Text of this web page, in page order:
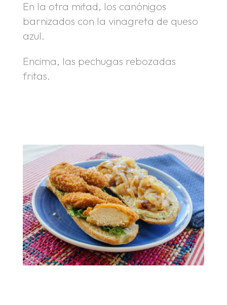
En la otra mitad, los canónigos
barnizados con la vinagreta de queso
azul.
Encima, las pechugas rebozadas
fritas.